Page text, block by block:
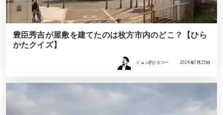
豊臣秀吉が屋敷を建てたのは枚方市内のどこ？【ひら
かたクイズ】
シュン@ひらつー 2024年7月25日